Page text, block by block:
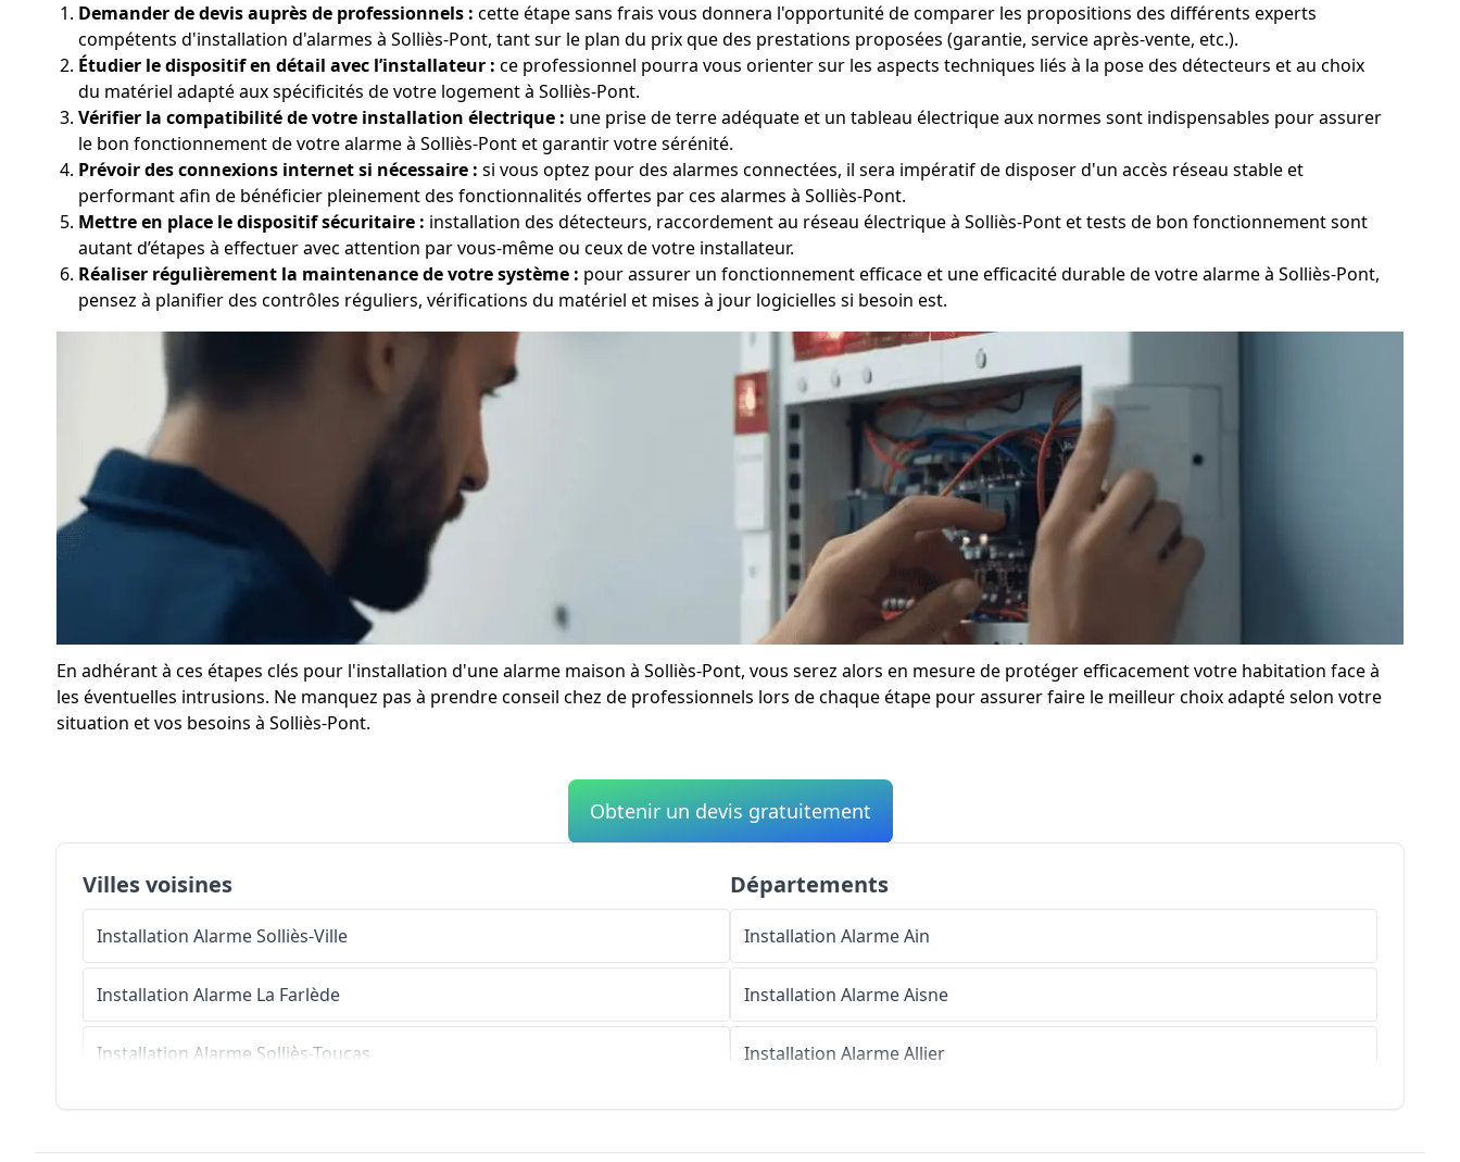
Demander de devis auprès de professionnels : cette étape sans frais vous donnera l'opportunité de comparer les propositions des différents experts
compétents d'installation d'alarmes à Solliès-Pont, tant sur le plan du prix que des prestations proposées (garantie, service après-vente, etc.).
Étudier le dispositif en détail avec l’installateur : ce professionnel pourra vous orienter sur les aspects techniques liés à la pose des détecteurs et au choix
du matériel adapté aux spécificités de votre logement à Solliès-Pont.
Vérifier la compatibilité de votre installation électrique : une prise de terre adéquate et un tableau électrique aux normes sont indispensables pour assurer
le bon fonctionnement de votre alarme à Solliès-Pont et garantir votre sérénité.
Prévoir des connexions internet si nécessaire : si vous optez pour des alarmes connectées, il sera impératif de disposer d'un accès réseau stable et
performant afin de bénéficier pleinement des fonctionnalités offertes par ces alarmes à Solliès-Pont.
Mettre en place le dispositif sécuritaire : installation des détecteurs, raccordement au réseau électrique à Solliès-Pont et tests de bon fonctionnement sont
autant d’étapes à effectuer avec attention par vous-même ou ceux de votre installateur.
Réaliser régulièrement la maintenance de votre système : pour assurer un fonctionnement efficace et une efficacité durable de votre alarme à Solliès-Pont,
pensez à planifier des contrôles réguliers, vérifications du matériel et mises à jour logicielles si besoin est.
En adhérant à ces étapes clés pour l'installation d'une alarme maison à Solliès-Pont, vous serez alors en mesure de protéger efficacement votre habitation face à
les éventuelles intrusions. Ne manquez pas à prendre conseil chez de professionnels lors de chaque étape pour assurer faire le meilleur choix adapté selon votre
situation et vos besoins à Solliès-Pont.
Obtenir un devis gratuitement
Villes voisines
Installation AlarmeSolliès-Ville
Installation Alarme La Farlède
Installation Alarme Solliès-Toucas
Installation AlarmeLa Crau
Départements
Installation AlarmeAin
Installation AlarmeAisne
Installation AlarmeAllier
Installation AlarmeAlpes-de-Haute-Provence